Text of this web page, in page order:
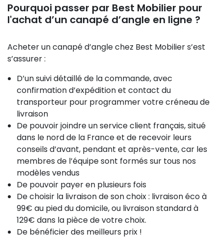
Pourquoi passer par Best Mobilier pour
l'achat d’un canapé d’angle en ligne ?
Acheter un canapé d’angle chez Best Mobilier s’est
s’assurer :
D’un suivi détaillé de la commande, avec
confirmation d’expédition et contact du
transporteur pour programmer votre créneau de
livraison
De pouvoir joindre un service client français, situé
dans le nord de la France et de recevoir leurs
conseils d’avant, pendant et après-vente, car les
membres de l’équipe sont formés sur tous nos
modèles vendus
De pouvoir payer en plusieurs fois
De choisir la livraison de son choix : livraison éco à
99€ au pied du domicile, ou livraison standard à
129€ dans la pièce de votre choix.
De bénéficier des meilleurs prix !